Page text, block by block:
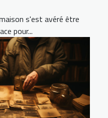
s'est avéré être
pour...